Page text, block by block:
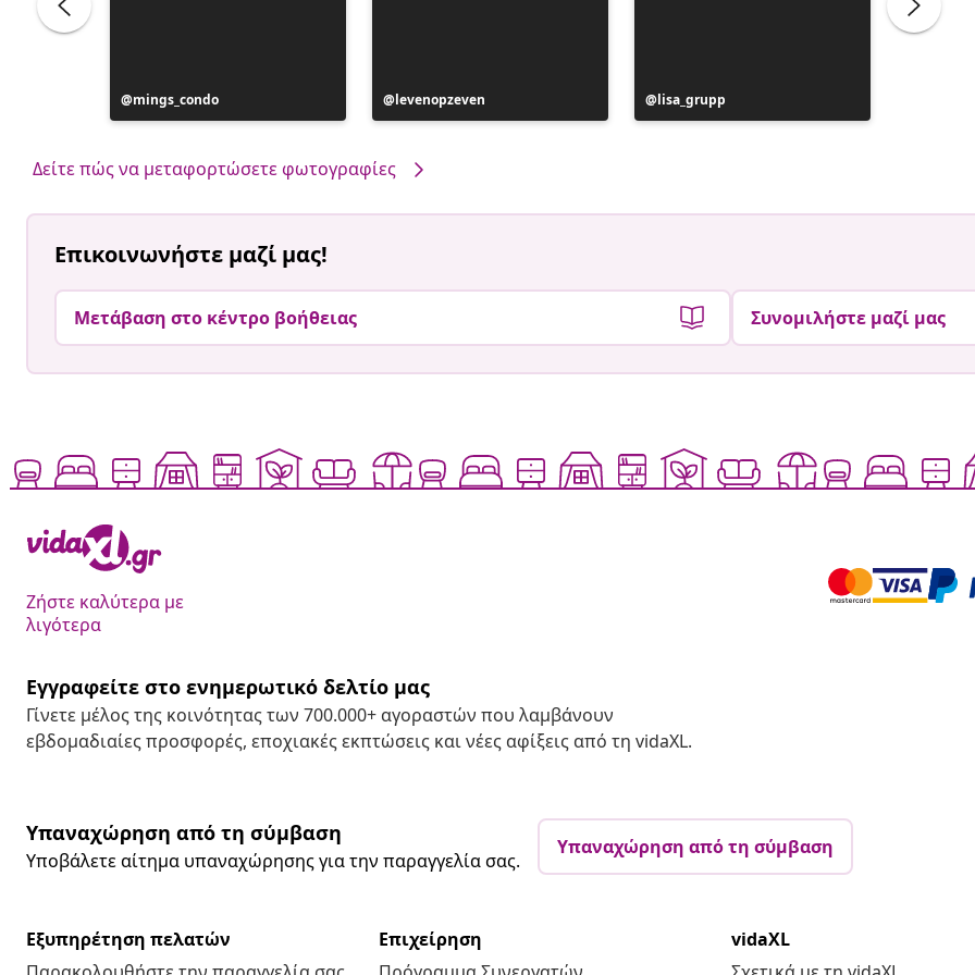
Η
ανάρτηση
mings_condo
Η
ανάρτηση
από
levenopzeven
Η
ανάρτηση
lisa_grupp
Δείτε πώς να μεταφορτώσετε φωτογραφίες
Επικοινωνήστε μαζί μας!
Μετάβαση στο κέντρο βοήθειας Συνομιλήστε μαζί μας
Ζήστε καλύτερα με
λιγότερα
Εγγραφείτε στο ενημερωτικό δελτίο μας
Γίνετε μέλος της κοινότητας των 700.000+ αγοραστών που λαμβάνουν
εβδομαδιαίες προσφορές, εποχιακές εκπτώσεις και νέες αφίξεις από τη vidaXL.
Υπαναχώρηση από τη σύμβαση
Υποβάλετε αίτημα υπαναχώρησης για την παραγγελία σας.
Υπαναχώρηση από τη σύμβαση
Εξυπηρέτηση πελατών
Επιχείρηση
vidaXL